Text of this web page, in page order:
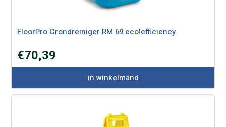
FloorPro Grondreiniger RM 69 eco!efficiency
€70,39
in winkelmand